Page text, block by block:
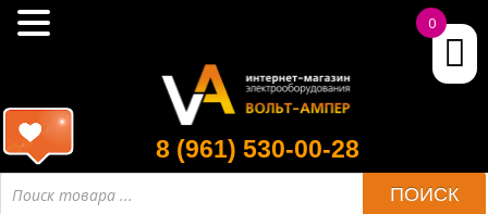
8 (961) 530-00-28
ПОИСК
0